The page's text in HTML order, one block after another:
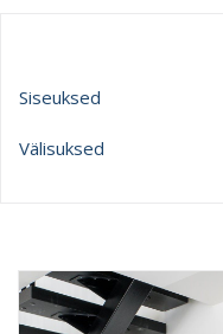
Siseuksed
Välisuksed